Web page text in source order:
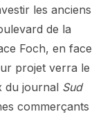
les anciens
de la
Foch, en face
projet verra le
du journal Sud
commerçants